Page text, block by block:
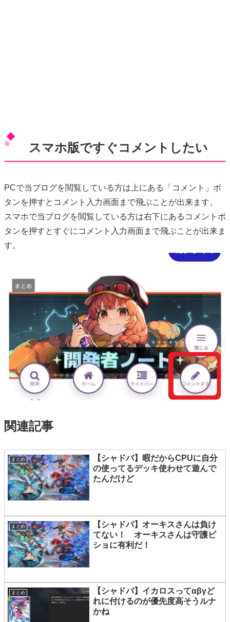
スマホ版ですぐコメントしたい
PCで当ブログを閲覧している方は上にある「コメント」ボ
タンを押すとコメント入力画面まで飛ぶことが出来ます。
スマホで当ブログを閲覧している方は右下にあるコメントボ
タンを押すとすぐにコメント入力画面まで飛ぶことが出来ま
す。
関連記事
まとめ
【シャドバ】暇だからCPUに自分
の使ってるデッキ使わせて遊んで
たんだけど
まとめ
【シャドバ】オーキスさんは負け
てない！ オーキスさんは守護ビ
ショに有利だ！
まとめ
【シャドバ】イカロスってαβγど
れに付けるのが優先度高そうルナ
かね